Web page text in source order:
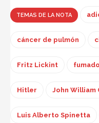
TEMAS DE LA NOTA
cáncer de pulmón
Fritz Lickint
Hitler John William
Luis Alberto Spinetta